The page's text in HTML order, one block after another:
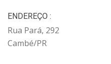
ENDEREÇO :
Rua Pará, 292
Cambé/PR